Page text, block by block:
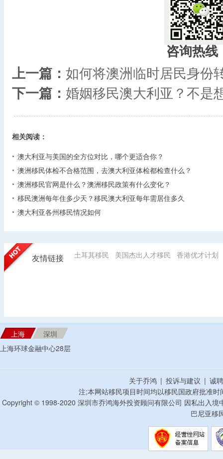
咨询热线
上一篇： 如何将澳洲临时居民身份
下一篇： 婚姻移民澳大利亚？不是
相关阅读：
澳大利亚与美国的全方位对比，哪个更适合你？
澳洲移民体检不合格范围，去澳大利亚体检都检查什么？
澳洲移民官网是什么？澳洲移民政策有什么变化？
移民澳洲每年住多少天？移民澳大利亚每年需居住多久
澳大利亚各州移民情况如何
友情链接 土耳其移民 美国杰出人才移民 香港优才计划
上海
深圳
上海环球金融中心28层
关于乔鸿 | 投诉与建议 | 诚
注;本网站移民项目时间均以移民国政府批准
Copyright © 1998-2020 深圳市乔鸿海外投资顾问有限公司 因私出入
巴尼亚移